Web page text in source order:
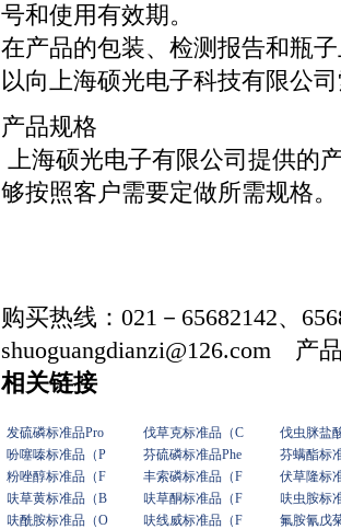
号和使用有效期。
在产品的包装、检测报告和瓶
以向上海硕光电子科技有限公
产品规格
上海硕光电子有限公司提供的
够按照客户需要定做所需规格。
购买热线：021－65682142、
shuoguangdianzi@126.com 产
相关链接
发硫磷标准品Pro 伐草克标准品（C
伐虫脒盐
吩噻嗪标准品（P
芬硫磷标准品Phe
芬螨酯标
粉唑醇标准品（F
丰索磷标准品（F
伏草隆标
呋草黄标准品（B
呋草酮标准品（F
呋虫胺标
呋酰胺标准品（O
呋线威标准品（F
氟胺氰戊